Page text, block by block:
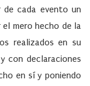
cada evento un
mero hecho de la
realizados en su
con declaraciones
en sí y poniendo